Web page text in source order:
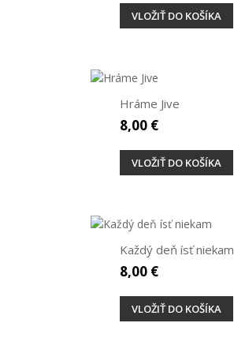
VLOŽIŤ DO KOŠÍKA
Hráme Jive
8,00 €
VLOŽIŤ DO KOŠÍKA
Každý deň ísť niekam
8,00 €
VLOŽIŤ DO KOŠÍKA